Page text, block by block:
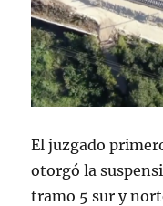
El juzgado
otorgó la
tramo 5 sur y